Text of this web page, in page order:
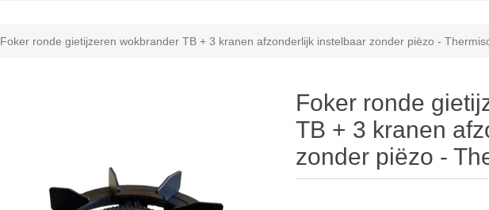
Foker ronde gietijzeren wokbrander TB + 3 kranen afzonderlijk instelbaar zonder piëzo -
Foker ronde
TB + 3 kranen
zonder piëzo -